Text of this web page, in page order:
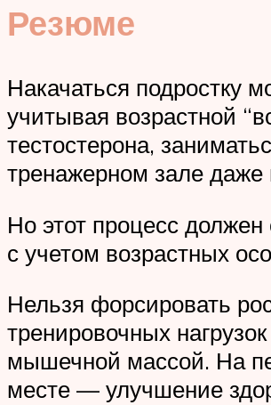
Резюме
Накачаться подростку
учитывая возрастной
тестостерона,
тренажерном зале даже
Но этот процесс должен
с учетом возрастных
Нельзя форсировать
тренировочных
мышечной массой. На
месте — улучшение